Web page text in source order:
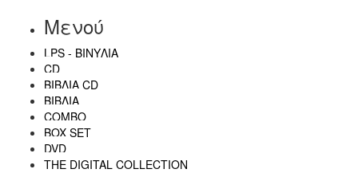
Μενού
LPS - ΒΙΝΎΛΙΑ
CD
ΒΙΒΛΊΑ CD
ΒΙΒΛΊΑ
COMBO
BOX SET
DVD
THE DIGITAL COLLECTION